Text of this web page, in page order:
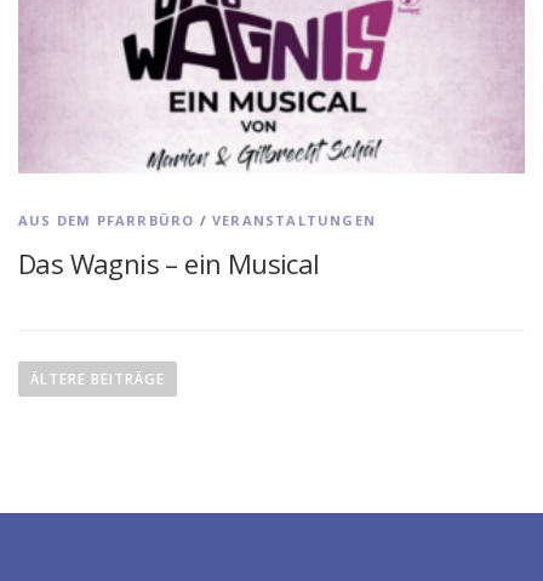
AUS DEM PFARRBÜRO /VERANSTALTUNGEN
Das Wagnis – ein Musical
eÄLTERE BEITRÄGE